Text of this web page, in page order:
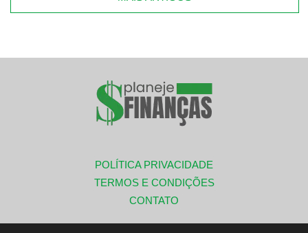
POLÍTICA PRIVACIDADE
TERMOS E CONDIÇÕES
CONTATO